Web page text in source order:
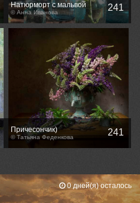
Натюрморт с мальвой
© Анна Иванова 241
Причесончик)
© Татьяна Феденкова 241
0 дней(я) осталось